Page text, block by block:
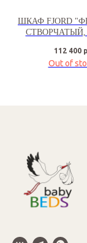
ШКАФ FJORD
112 400
Out of